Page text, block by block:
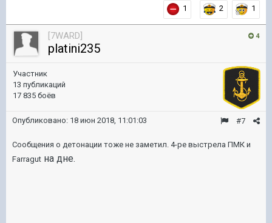
1 2 1
4
[7WARD]
platini235
Участник
13 публикаций
17 835 боёв
#7
Опубликовано: 18 июн 2018, 11:01:03
Сообщения о детонации тоже не заметил. 4-ре выстрела ПМК и
Farragut на дне.